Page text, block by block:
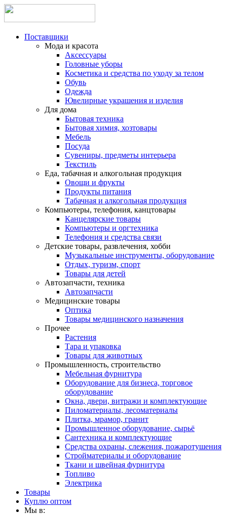
Поставщики
Мода и красота
Аксессуары
Головные уборы
Косметика и средства по уходу за телом
Обувь
Одежда
Ювелирные украшения и изделия
Для дома
Бытовая техника
Бытовая химия, хозтовары
Мебель
Посуда
Сувениры, предметы интерьера
Текстиль
Еда, табачная и алкогольная продукция
Овощи и фрукты
Продукты питания
Табачная и алкогольная продукция
Компьютеры, телефония, канцтовары
Канцелярские товары
Компьютеры и оргтехника
Телефония и средства связи
Детские товары, развлечения, хобби
Музыкальные инструменты, оборудование
Отдых, туризм, спорт
Товары для детей
Автозапчасти, техника
Автозапчасти
Медицинские товары
Оптика
Товары медицинского назначения
Прочее
Растения
Тара и упаковка
Товары для животных
Промышленность, строительство
Мебельная фурнитура
Оборудование для бизнеса, торговое
оборудование
Окна, двери, витражи и комплектующие
Пиломатериалы, лесоматериалы
Плитка, мрамор, гранит
Промышленное оборудование, сырьё
Сантехника и комплектующие
Средства охраны, слежения, пожаротушения
Стройматериалы и оборудование
Ткани и швейная фурнитура
Топливо
Электрика
Товары
Куплю оптом
Мы в: